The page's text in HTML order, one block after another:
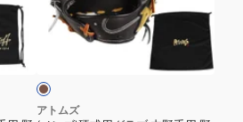
グ
ー
ブ
グ
ブ
内
アトムズ